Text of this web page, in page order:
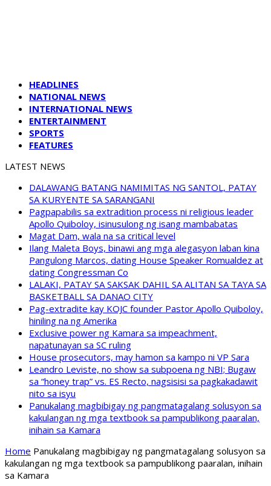
HEADLINES
NATIONAL NEWS
INTERNATIONAL NEWS
ENTERTAINMENT
SPORTS
FEATURES
LATEST NEWS
DALAWANG BATANG NAMIMITAS NG SANTOL, PATAY
SA KURYENTE SA SARANGANI
Pagpapabilis sa extradition process ni religious leader
Apollo Quiboloy, isinusulong ng isang mambabatas
Magat Dam, wala na sa critical level
Ilang Maleta Boys, binawi ang mga alegasyon laban kina
Pangulong Marcos, dating House Speaker Romualdez at
dating Congressman Co
LALAKI, PATAY SA SAKSAK DAHIL SA ALITAN SA TAYA SA
BASKETBALL SA DANAO CITY
Pag-extradite kay KOJC founder Pastor Apollo Quiboloy,
hiniling na ng Amerika
Exclusive power ng Kamara sa impeachment,
napatunayan sa SC ruling
House prosecutors, may hamon sa kampo ni VP Sara
Leandro Leviste, no show sa subpoena ng NBI; Bugaw
sa “honey trap” vs. ES Recto, nagsisisi sa pagkakadawit
nito sa isyu
Panukalang magbibigay ng pangmatagalang solusyon sa
kakulangan ng mga textbook sa pampublikong paaralan,
inihain sa Kamara
Home Panukalang magbibigay ng pangmatagalang solusyon sa
kakulangan ng mga textbook sa pampublikong paaralan, inihain
sa Kamara